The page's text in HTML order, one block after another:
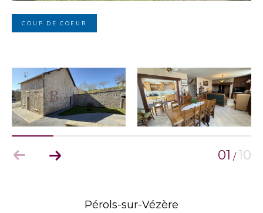
COUP DE COEUR
01 /10
Pérols-sur-Vézère